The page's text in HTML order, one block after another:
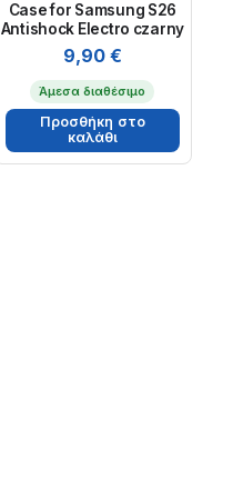
Case for Samsung S26
Antishock Electro czarny
9,90 €
Άμεσα διαθέσιμο
Προσθήκη στο
καλάθι